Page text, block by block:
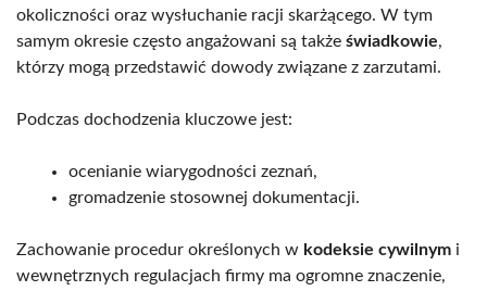
okoliczności oraz wysłuchanie racji skarżącego. W tym
samym okresie często angażowani są także świadkowie,
którzy mogą przedstawić dowody związane z zarzutami.
Podczas dochodzenia kluczowe jest:
ocenianie wiarygodności zeznań,
gromadzenie stosownej dokumentacji.
Zachowanie procedur określonych w kodeksie cywilnym i
wewnętrznych regulacjach firmy ma ogromne znaczenie,